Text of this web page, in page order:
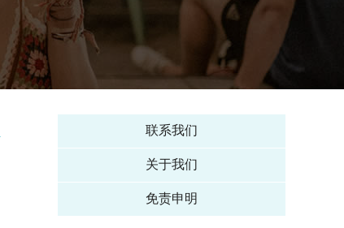
联系我们
关于我们
免责申明